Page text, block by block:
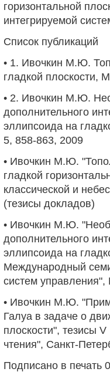
горизонтальной
интегрируемой
Список публикаций
• 1. Ивочкин М.Ю.
гладкой плоскости,
• 2. Ивочкин М.Ю.
дополнительного
эллипсоида на
5, 858-863, 2009
• Ивочкин М.Ю.
гладкой
классической и
(тезисы докладов)
• Ивочкин М.Ю.
дополнительного
эллипсоида на
Международный
систем
• Ивочкин М.Ю.
Галуа в задаче о
плоскости", тезисы
чтения", Санкт-
Подписано в печать